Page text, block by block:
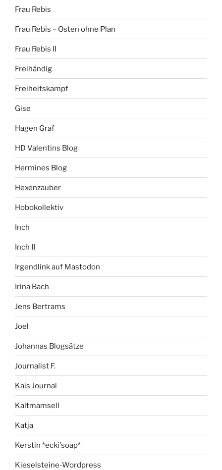
Frau Rebis
Frau Rebis – Osten ohne Plan
Frau Rebis II
Freihändig
Freiheitskampf
Gise
Hagen Graf
HD Valentins Blog
Hermines Blog
Hexenzauber
Hobokollektiv
Inch
Inch II
Irgendlink auf Mastodon
Irina Bach
Jens Bertrams
Joel
Johannas Blogsätze
Journalist F.
Kais Journal
Kaltmamsell
Katja
Kerstin *ecki'soap*
Kieselsteine-Wordpress